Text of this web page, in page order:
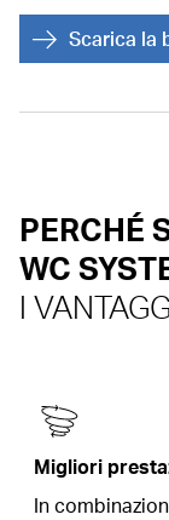
Scarica la
PERCHÉ
WC
I
Migliori
In